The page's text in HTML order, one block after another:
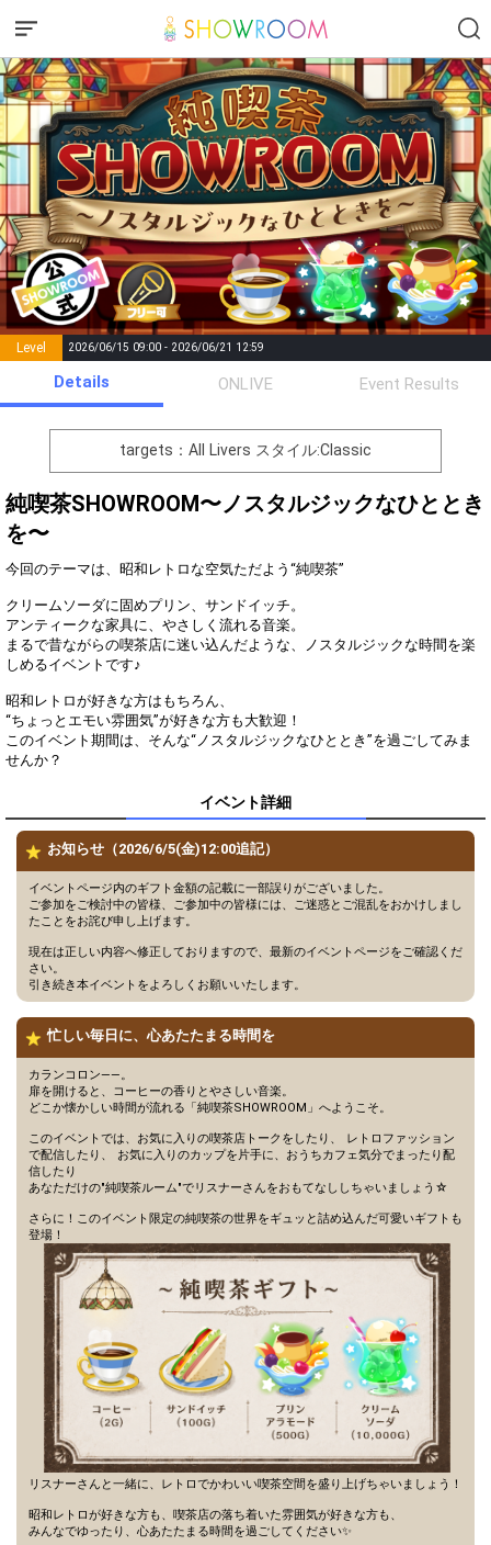
Level 2026/06/15 09:00 - 2026/06/21 12:59
Points List of Goal
number of
positions
Rema
0 Event Begins!
イベントに対する意気込みを
一言！
3
4 1000
このイベントでの目標を語ろ
5 2000
自分のルームお決まりの挨拶
でリスナーさんと盛り上がろ
う！
6 3000
を、テロップに書いてみよ
う！
5000
今後の配信スケジュールにつ
を1つ発表しよう！
9 10000
スペシャルギフトのお礼コー
ルを見直してみよう！
10 15000
ビギナーバッジがついている
リスナーさんに、質問してみ
よう！
11 22000
初見バッジがついているリス
ナーさんにあだ名をつけてみ
よう！
30000
レゼントは何かを発表しよ
う！
13 50000
[Blue1〜3]ブロックランキン
グ1位特典獲得条件達成！
14 60000
ビギナーバッジ、初見バッジ
がついているリスナーさんが
コールを考えてみよう！
15
配信に来ているリスナーさん
てみよう！
80000
8万pt達成！[Bronze1〜3]ブ
ロックランキング1位特典獲
得条件達成！
90000
イベント期間中にルームフォ
ロワー数を何人増やしたい
か、目標を発表しよう！
100000
10万pt達成！[Silver1〜3]ブロ
ックランキング1位特典獲得
いつも配信に来てくれるリス
ナーさんの中で、ニックネー
ムの由来が気になる人を発表
しよう！
Details ONLIVE Event Results
targets：All Livers スタイル:Classic
純喫茶SHOWROOM〜ノスタルジックなひととき
を〜
今回のテーマは、昭和レトロな空気ただよう“純喫茶”
クリームソーダに固めプリン、サンドイッチ。
アンティークな家具に、やさしく流れる音楽。
まるで昔ながらの喫茶店に迷い込んだような、ノスタルジックな時間を楽
しめるイベントです♪
昭和レトロが好きな方はもちろん、
“ちょっとエモい雰囲気”が好きな方も大歓迎！
このイベント期間は、そんな“ノスタルジックなひととき”を過ごしてみま
せんか？
イベント詳細
お知らせ（2026/6/5(金)12:00追記）
イベントページ内のギフト金額の記載に一部誤りがございました。
ご参加をご検討中の皆様、ご参加中の皆様には、ご迷惑とご混乱をおかけしまし
たことをお詫び申し上げます。
現在は正しい内容へ修正しておりますので、最新のイベントページをご確認くだ
さい。
引き続き本イベントをよろしくお願いいたします。
忙しい毎日に、心あたたまる時間を
カランコロン――。
扉を開けると、コーヒーの香りとやさしい音楽。
どこか懐かしい時間が流れる「純喫茶SHOWROOM」へようこそ。
このイベントでは、お気に入りの喫茶店トークをしたり、 レトロファッション
で配信したり、 お気に入りのカップを片手に、おうちカフェ気分でまったり配
信したり
あなただけの"純喫茶ルーム"でリスナーさんをおもてなししちゃいましょう☆
さらに！このイベント限定の純喫茶の世界をギュッと詰め込んだ可愛いギフトも
登場！
リスナーさんと一緒に、レトロでかわいい喫茶空間を盛り上げちゃいましょう！
昭和レトロが好きな方も、喫茶店の落ち着いた雰囲気が好きな方も、
みんなでゆったり、心あたたまる時間を過ごしてください✨